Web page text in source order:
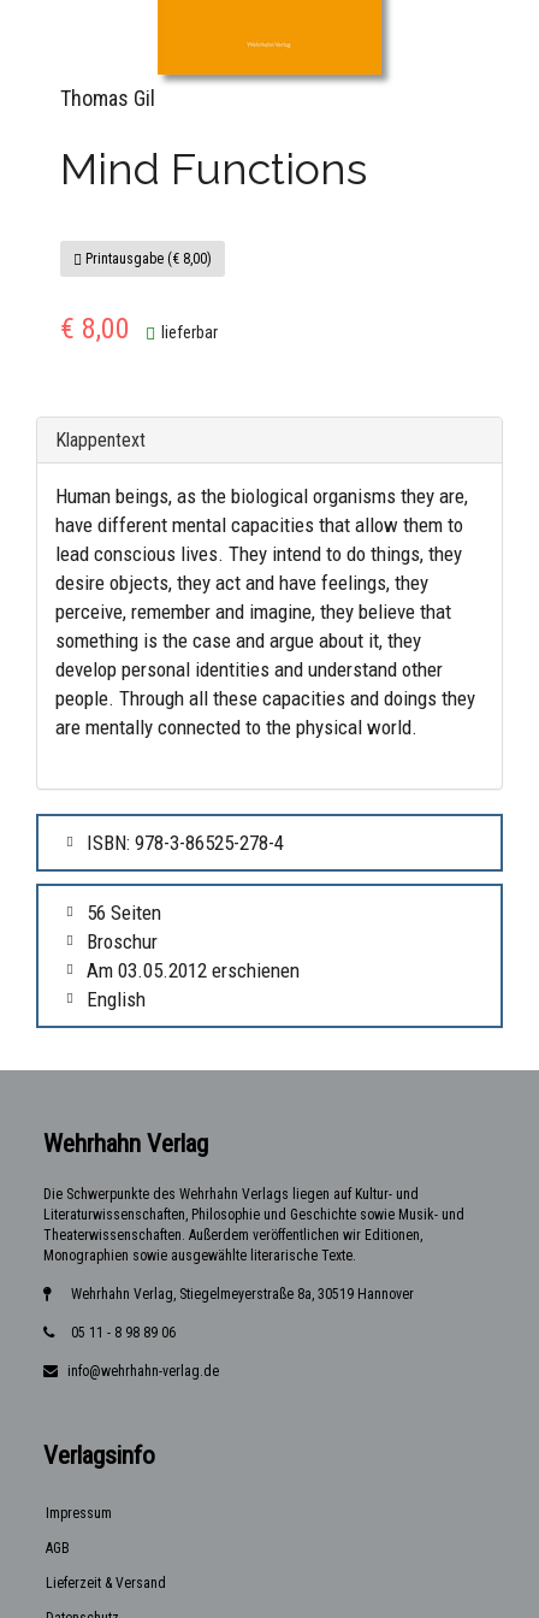
Thomas Gil
Mind Functions
Printausgabe (€ 8,00)
€ 8,00 lieferbar
Klappentext
Human beings, as the biological organisms they are,
have different mental capacities that allow them to
lead conscious lives. They intend to do things, they
desire objects, they act and have feelings, they
perceive, remember and imagine, they believe that
something is the case and argue about it, they
develop personal identities and understand other
people. Through all these capacities and doings they
are mentally connected to the physical world.
ISBN: 978-3-86525-278-4
56 Seiten
Broschur
Am 03.05.2012 erschienen
English
Wehrhahn Verlag
Die Schwerpunkte des Wehrhahn Verlags liegen auf Kultur- und
Literaturwissenschaften, Philosophie und Geschichte sowie Musik- und
Theaterwissenschaften. Außerdem veröffentlichen wir Editionen,
Monographien sowie ausgewählte literarische Texte.
Wehrhahn Verlag, Stiegelmeyerstraße 8a, 30519 Hannover
05 11 - 8 98 89 06
info@wehrhahn-verlag.de
Verlagsinfo
Impressum
AGB
Lieferzeit & Versand